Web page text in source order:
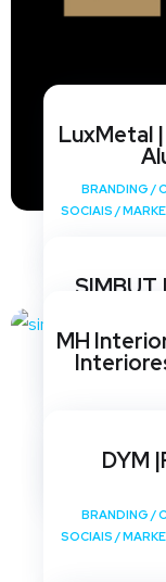
LuxMetal
BRANDING /
SOCIAIS /
SIMBUT
SOCIAIS /
MH
DYM
BRANDING /
SOCIAIS /